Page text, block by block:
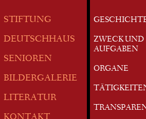
STIFTUNG
DEUTSCHHAUS
SENIOREN
BILDERGALERIE
LITERATUR
ZWECK UND
AUFGABEN
ORGANE